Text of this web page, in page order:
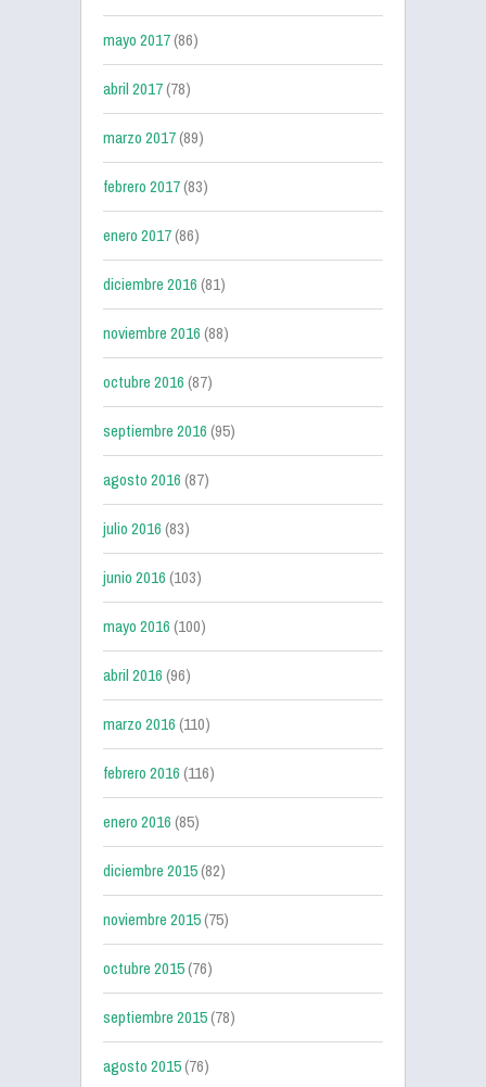
mayo 2017(86)
abril 2017(78)
marzo 2017(89)
febrero 2017(83)
enero 2017(86)
diciembre 2016(81)
noviembre 2016(88)
octubre 2016(87)
septiembre 2016(95)
agosto 2016(87)
julio 2016(83)
junio 2016(103)
mayo 2016(100)
abril 2016(96)
marzo 2016(110)
febrero 2016(116)
enero 2016(85)
diciembre 2015(82)
noviembre 2015(75)
octubre 2015(76)
septiembre 2015(78)
agosto 2015(76)